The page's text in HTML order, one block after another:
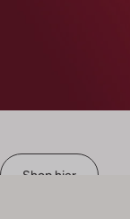
Shop hier